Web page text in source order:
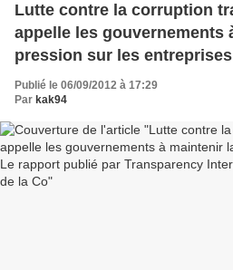
Lutte contre la corruption
appelle les gouvernements
pression sur les
par Transparency
Publié le 06/09/2012 à 17:29
Par kak94